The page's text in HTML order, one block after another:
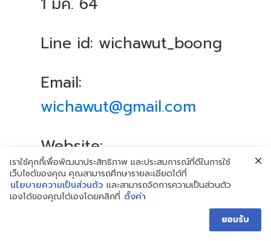
Line id: wichawut_boong
Email:
wichawut@gmail.com
Website:
www.underdog.run
Mobile: 089-7991949
เราใช้คุกกี้เพื่อพัฒนาประสิทธิภาพ และประสบการณ์ที่ดีในการใช้
เว็บไซต์ของคุณ คุณสามารถศึกษารายละเอียดได้ที่
นโยบายความเป็นส่วนตัว และสามารถจัดการความเป็นส่วนตัว
เองได้ของคุณได้เองโดยคลิกที่ ตั้งค่า
ยอมรับ